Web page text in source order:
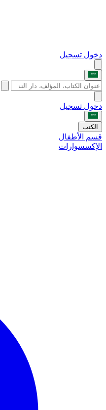
دخول تسجيل
دخول تسجيل
الكتب
قسم الأطفال
الإكسسوارات